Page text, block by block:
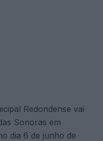
Redondense vai
Sonoras em
dia 6 de junho de